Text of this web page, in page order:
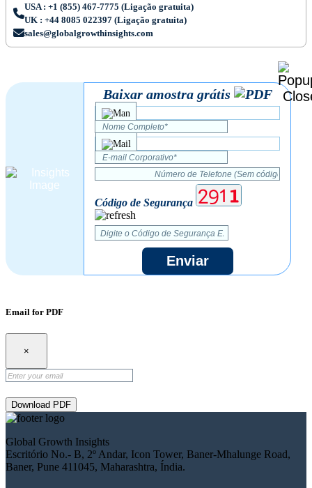
USA : +1 (855) 467-7775 (Ligação gratuita)
UK : +44 8085 022397 (Ligação gratuita)
sales@globalgrowthinsights.com
Baixar amostra grátis
Código de Segurança
Enviar
Email for PDF
×
Download PDF
Global Growth Insights
Escritório No.- B, 2º Andar, Icon Tower, Baner-Mhalunge Road,
Baner, Pune 411045, Maharashtra, Índia.